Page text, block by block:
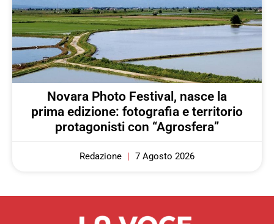
Novara Photo Festival, nasce la
prima edizione: fotografia e territorio
protagonisti con “Agrosfera”
Redazione 7 Agosto 2026